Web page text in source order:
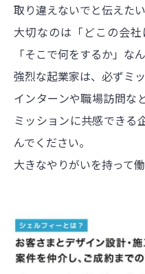
取り違えないでと伝えたい
大切なのは「どこの会
「そこで何をするか」なん
強烈な起業家は、必ずミ
インターンや職場訪問な
ミッションに共感できる
んでください。
大きなやりがいを持って働